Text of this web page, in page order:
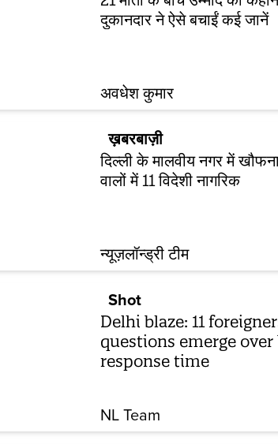
दुकानदार ने ऐसे बचाईं कई जानें
अवधेश कुमार
ख़बरबाज़ी
दिल्ली के मालवीय नगर में
वालों में 11 विदेशी नागरिक
न्यूज़लॉन्ड्री टीम
Shot
Delhi blaze: 11
questions emerge
response time
NL Team